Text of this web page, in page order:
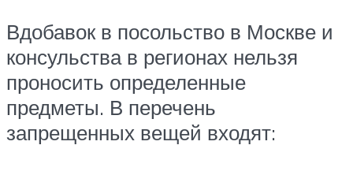
Вдобавок в посольство в Москве и
консульства в регионах нельзя
проносить определенные
предметы. В перечень
запрещенных вещей входят: